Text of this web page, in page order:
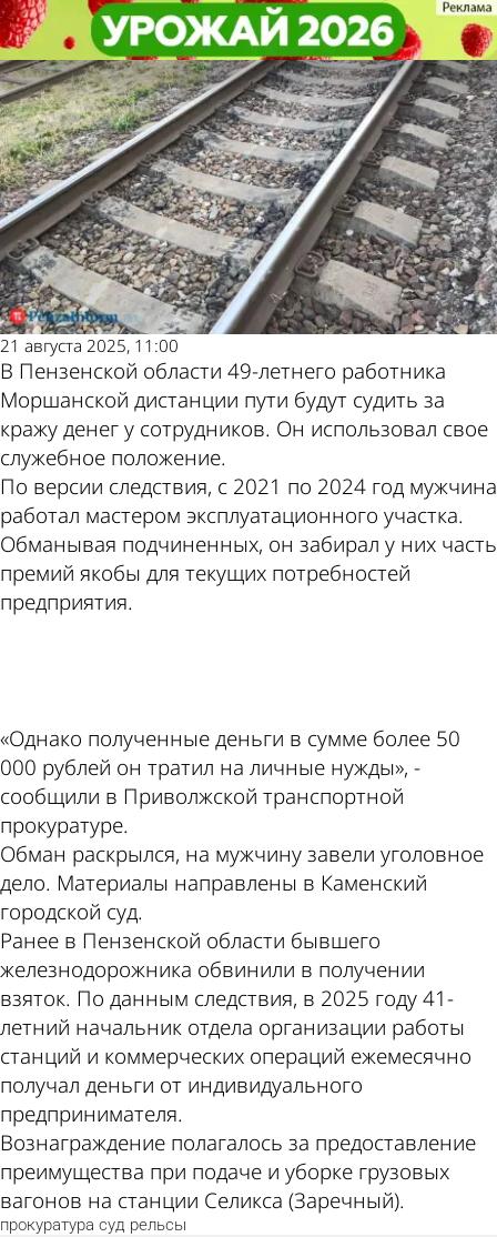
В Каменке железнодорожника
будут судить за мошенничество
Криминал
21 августа 2025, 11:00
В Пензенской области 49-летнего работника
Моршанской дистанции пути будут судить за
кражу денег у сотрудников. Он использовал свое
служебное положение.
По версии следствия, с 2021 по 2024 год мужчина
работал мастером эксплуатационного участка.
Обманывая подчиненных, он забирал у них часть
премий якобы для текущих потребностей
предприятия.
«Однако полученные деньги в сумме более 50
000 рублей он тратил на личные нужды», -
сообщили в Приволжской транспортной
прокуратуре.
Обман раскрылся, на мужчину завели уголовное
дело. Материалы направлены в Каменский
городской суд.
Ранее в Пензенской области бывшего
железнодорожника обвинили в получении
взяток. По данным следствия, в 2025 году 41-
летний начальник отдела организации работы
станций и коммерческих операций ежемесячно
получал деньги от индивидуального
предпринимателя.
Вознаграждение полагалось за предоставление
преимущества при подаче и уборке грузовых
вагонов на станции Селикса (Заречный).
прокуратура суд рельсы
В Каменке железнодорожника
будут судить за мошенничество
Криминал
Другие новости по
теме
Погода и курсы
валют в Пензе